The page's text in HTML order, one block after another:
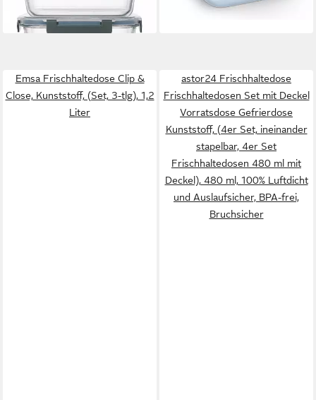
lieferbar - in 2-3 Werktagen bei dir
Emsa Frischhaltedose Clip &
Close, Kunststoff, (Set, 3-tlg), 1,2
Liter
astor24 Frischhaltedose
Frischhaltedosen Set mit Deckel
Vorratsdose Gefrierdose
Kunststoff, (4er Set, ineinander
stapelbar, 4er Set
Frischhaltedosen 480 ml mit
Deckel), 480 ml, 100% Luftdicht
und Auslaufsicher, BPA-frei,
Bruchsicher